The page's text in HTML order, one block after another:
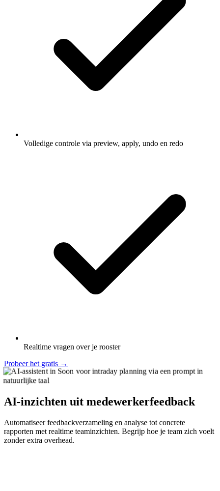
Volledige controle via preview, apply, undo en redo
Realtime vragen over je rooster
Probeer het gratis →
AI-inzichten uit medewerkerfeedback
Automatiseer feedbackverzameling en analyse tot concrete
rapporten met realtime teaminzichten. Begrijp hoe je team zich voelt
zonder extra overhead.